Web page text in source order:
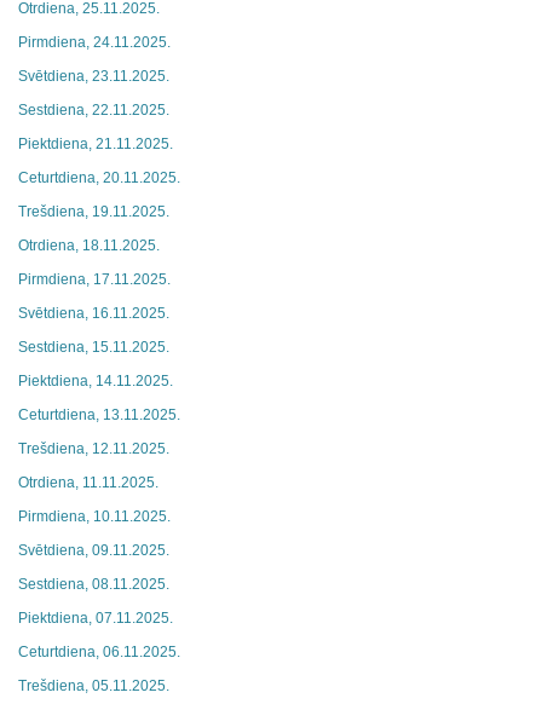
Otrdiena, 25.11.2025.
Pirmdiena, 24.11.2025.
Svētdiena, 23.11.2025.
Sestdiena, 22.11.2025.
Piektdiena, 21.11.2025.
Ceturtdiena, 20.11.2025.
Trešdiena, 19.11.2025.
Otrdiena, 18.11.2025.
Pirmdiena, 17.11.2025.
Svētdiena, 16.11.2025.
Sestdiena, 15.11.2025.
Piektdiena, 14.11.2025.
Ceturtdiena, 13.11.2025.
Trešdiena, 12.11.2025.
Otrdiena, 11.11.2025.
Pirmdiena, 10.11.2025.
Svētdiena, 09.11.2025.
Sestdiena, 08.11.2025.
Piektdiena, 07.11.2025.
Ceturtdiena, 06.11.2025.
Trešdiena, 05.11.2025.